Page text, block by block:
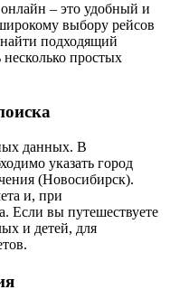
– это удобный и
выбору рейсов
подходящий
простых
данных. В
указать город
(Новосибирск).
и, при
Если вы путешествуете
и детей, для